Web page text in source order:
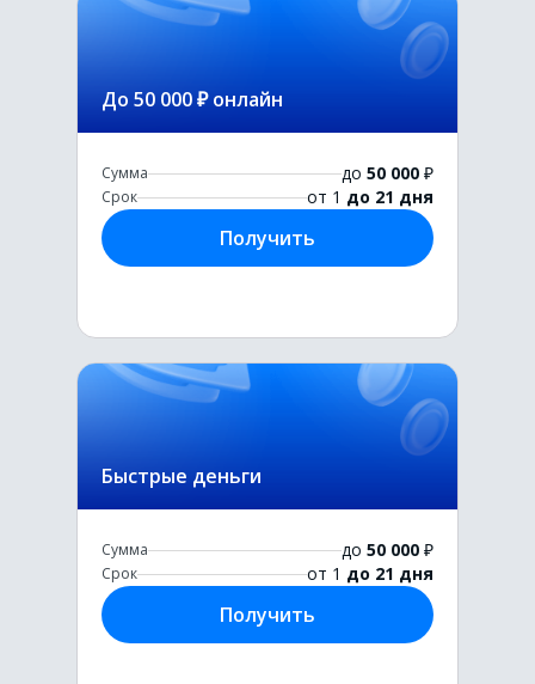
До 50 000 ₽ онлайн
Сумма до 50 000 ₽
Срок от 1 до 21 дня
Получить
Быстрые деньги
Сумма до 50 000 ₽
Срок от 1 до 21 дня
Получить